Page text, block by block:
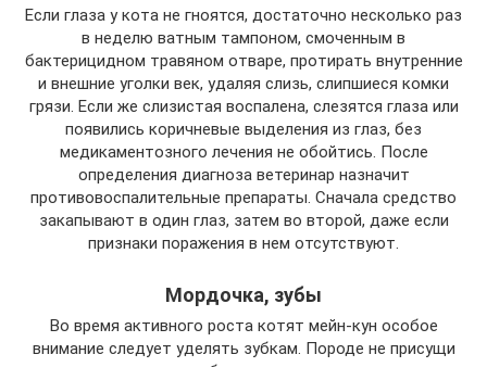
Если глаза у кота не гноятся, достаточно несколько раз
в неделю ватным тампоном, смоченным в
бактерицидном травяном отваре, протирать внутренние
и внешние уголки век, удаляя слизь, слипшиеся комки
грязи. Если же слизистая воспалена, слезятся глаза или
появились коричневые выделения из глаз, без
медикаментозного лечения не обойтись. После
определения диагноза ветеринар назначит
противовоспалительные препараты. Сначала средство
закапывают в один глаз, затем во второй, даже если
признаки поражения в нем отсутствуют.
Мордочка, зубы
Во время активного роста котят мейн-кун особое
внимание следует уделять зубкам. Породе не присущи